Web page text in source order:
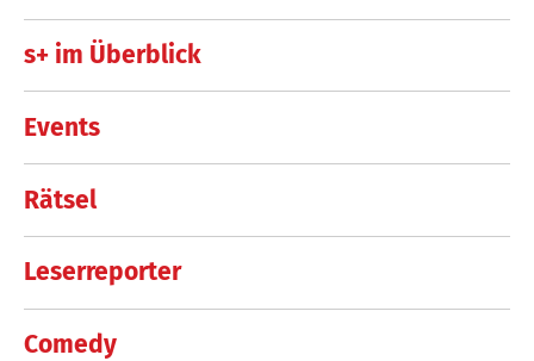
s+ im Überblick
Events
Rätsel
Leserreporter
Comedy